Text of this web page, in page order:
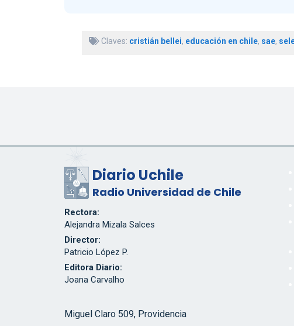
Claves: cristián bellei, educación en chile, sae,
Diario Uchile
Radio Universidad de Chile
Rectora:
Alejandra Mizala Salces
Director:
Patricio López P.
Editora Diario:
Joana Carvalho
Miguel Claro 509, Providencia